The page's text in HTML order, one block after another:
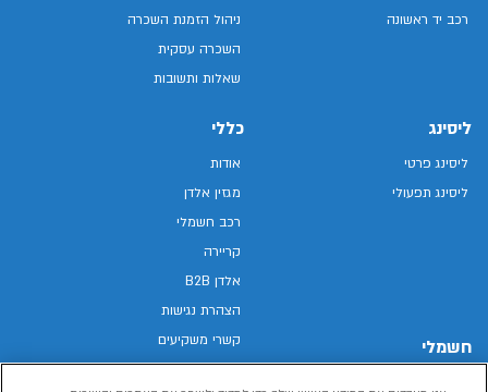
רכב יד ראשונה
ניהול הזמנת השכרה
השכרה עסקית
שאלות ותשובות
ליסינג
ליסינג פרטי
ליסינג תפעולי
חשמלי
כללי
אודות
מגזין אלדן
רכב חשמלי
קריירה
אלדן B2B
הצהרת נגישות
קשרי משקיעים
מפת האתר